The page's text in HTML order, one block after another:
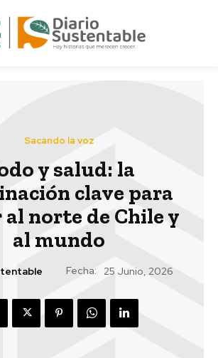
Sacando la voz
y salud: la
clave para
norte de Chile y
al mundo
Fecha: 25 Junio, 2026